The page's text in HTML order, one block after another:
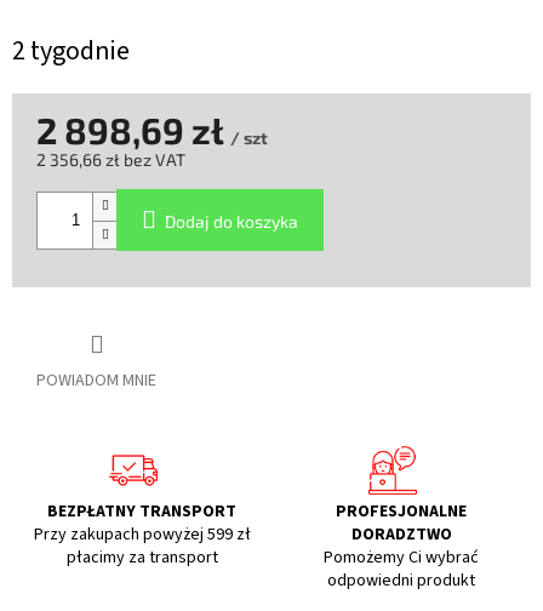
2 tygodnie
POWIADOM MNIE
2 898,69 zł / szt
2 356,66 zł bez VAT
jednostkowa:
Dodaj do koszyka
BEZPŁATNY TRANSPORT
Przy zakupach powyżej 599 zł
płacimy za transport
PROFESJONALNE
DORADZTWO
Pomożemy Ci wybrać
odpowiedni produkt